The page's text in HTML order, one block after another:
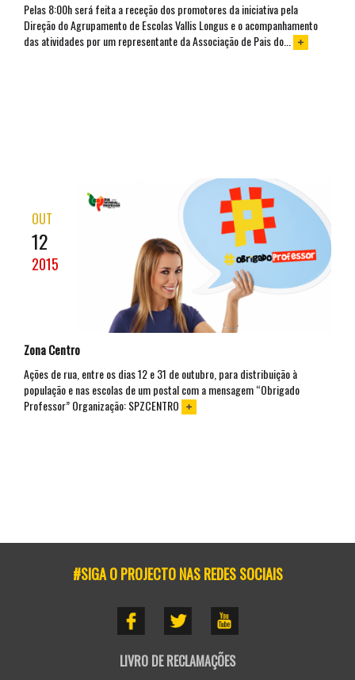
Pelas 8:00h será feita a receção dos promotores da iniciativa pela
Direção do Agrupamento de Escolas Vallis Longus e o acompanhamento
das atividades por um representante da Associação de Pais do...
OUT
12
2015
Zona Centro
Ações de rua, entre os dias 12 e 31 de outubro, para distribuição à
população e nas escolas de um postal com a mensagem “Obrigado
Professor” Organização: SPZCENTRO
#SIGA O PROJECTO NAS REDES SOCIAIS
LIVRO DE RECLAMAÇÕES